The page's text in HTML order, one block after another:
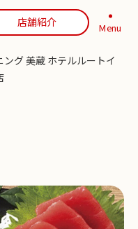
店舗紹介 Menu
ング 美蔵 ホテルルートイ